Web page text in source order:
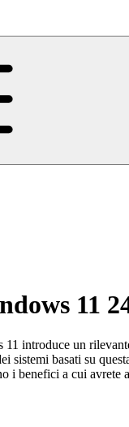
11
introduce un
sistemi basati su
i benefici a cui avrete